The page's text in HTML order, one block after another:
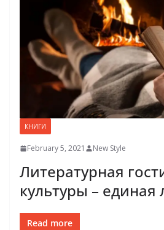
КНИГИ
February 5, 2021 New Style
Литературная
культуры – единая
Read more